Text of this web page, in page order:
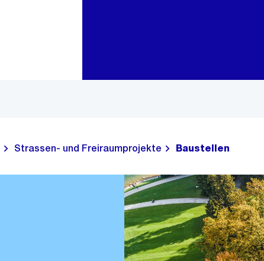
Strassen- und Freiraumprojekte Baustellen